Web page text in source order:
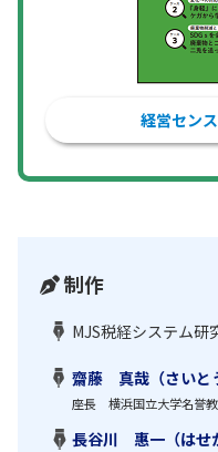
経営セン
制作
MJS税経システム研
齋藤 真哉（さいと
座長 横浜国立大学名誉
長谷川 惠一（はせ